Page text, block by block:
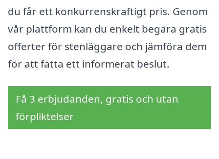
du får ett konkurrenskraftigt pris. Genom
vår plattform kan du enkelt begära gratis
offerter för stenläggare och jämföra dem
för att fatta ett informerat beslut.
Få 3 erbjudanden, gratis och utan
förpliktelser